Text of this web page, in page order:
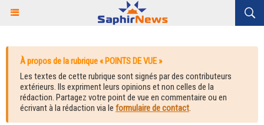
À propos de la rubrique « POINTS DE VUE »
Les textes de cette rubrique sont signés par des contributeurs
extérieurs. Ils expriment leurs opinions et non celles de la
rédaction. Partagez votre point de vue en commentaire ou en
écrivant à la rédaction via le formulaire de contact.